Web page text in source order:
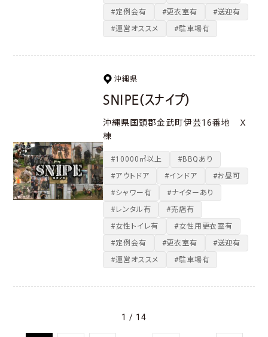
#定例会有
#更衣室有
#送迎有
#運営オススメ
#駐車場有
沖縄県
SNIPE（スナイプ）
沖縄県国頭郡金武町伊芸16番地 Ｘ
棟
#10000㎡以上
#BBQあり
#アウトドア
#インドア
#お昼可
#シャワー有
#ナイターあり
#レンタル有
#売店有
#女性トイレ有
#女性用更衣室有
#定例会有
#更衣室有
#送迎有
#運営オススメ
#駐車場有
1 / 14